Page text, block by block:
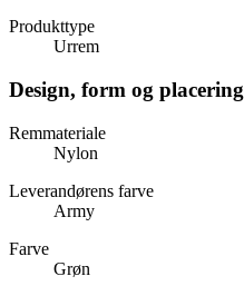
Produkttype
Urrem
Design, form og placering
Remmateriale
Nylon
Leverandørens farve
Army
Farve
Grøn